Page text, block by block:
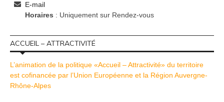
E-mail
Horaires : Uniquement sur Rendez-vous
ACCUEIL – ATTRACTIVITÉ
L’animation de la politique «Accueil – Attractivité» du territoire
est cofinancée par l’Union Européenne et la Région Auvergne-
Rhône-Alpes